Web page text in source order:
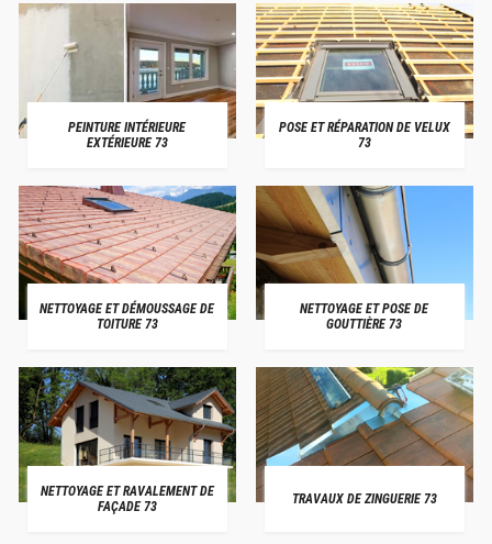
PEINTURE INTÉRIEURE
EXTÉRIEURE 73
POSE ET RÉPARATION DE VELUX
73
NETTOYAGE ET DÉMOUSSAGE DE
TOITURE 73
NETTOYAGE ET POSE DE
GOUTTIÈRE 73
NETTOYAGE ET RAVALEMENT DE
FAÇADE 73
TRAVAUX DE ZINGUERIE 73